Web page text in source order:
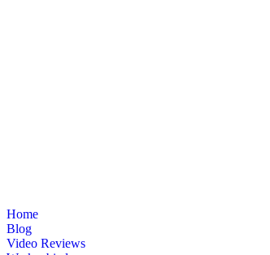
Home
Blog
Video Reviews